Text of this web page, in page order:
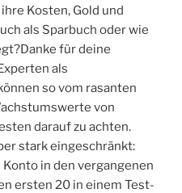
Kosten, Gold und
als Sparbuch oder wie
für deine
als
so vom rasanten
von
darauf zu achten.
stark eingeschränkt:
Konto in den vergangenen
ersten 20 in einem Test-